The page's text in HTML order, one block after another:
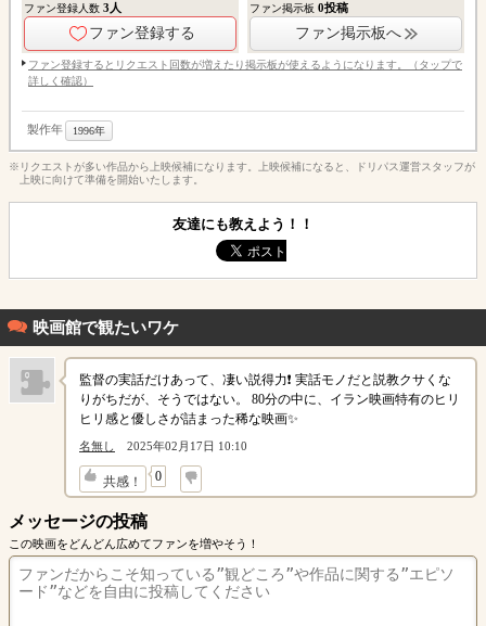
ファン登録人数 3 人
ファン登録する
ファン掲示板0投稿
ファン掲示板へ
ファン登録するとリクエスト回数が増えたり掲示板が使えるようになります。（タップで
詳しく確認）
製作年 1996年
※リクエストが多い作品から上映候補になります。上映候補になると、ドリパス運営スタッフが
上映に向けて準備を開始いたします。
友達にも教えよう！！
映画館で観たいワケ
監督の実話だけあって、凄い説得力❗️ 実話モノだと説教クサくな
りがちだが、そうではない。 80分の中に、イラン映画特有のヒリ
ヒリ感と優しさが詰まった稀な映画✨
名無し 2025年02月17日 10:10
共感！ 0
↓
メッセージの投稿
この映画をどんどん広めてファンを増やそう！